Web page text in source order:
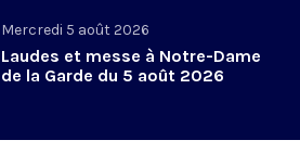
Mercredi 5 août 2026
Laudes et messe à Notre-Dame
de la Garde du 5 août 2026